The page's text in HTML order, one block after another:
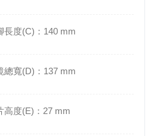
長度(C)：140 mm
總寬(D)：137 mm
高度(E)：27 mm